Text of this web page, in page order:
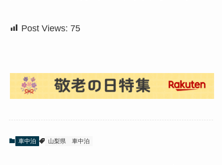
Post Views: 75
車中泊 山梨県 車中泊